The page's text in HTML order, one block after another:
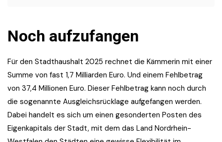
Noch aufzufangen
Für den Stadthaushalt 2025 rechnet die Kämmerin mit einer
Summe von fast 1,7 Milliarden Euro. Und einem Fehlbetrag
von 37,4 Millionen Euro. Dieser Fehlbetrag kann noch durch
die sogenannte Ausgleichsrücklage aufgefangen werden.
Dabei handelt es sich um einen gesonderten Posten des
Eigenkapitals der Stadt, mit dem das Land Nordrhein-